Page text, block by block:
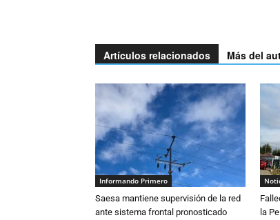
Artículos relacionados Más del
Informando Primero
Saesa mantiene supervisión de la red
ante sistema frontal pronosticado
la